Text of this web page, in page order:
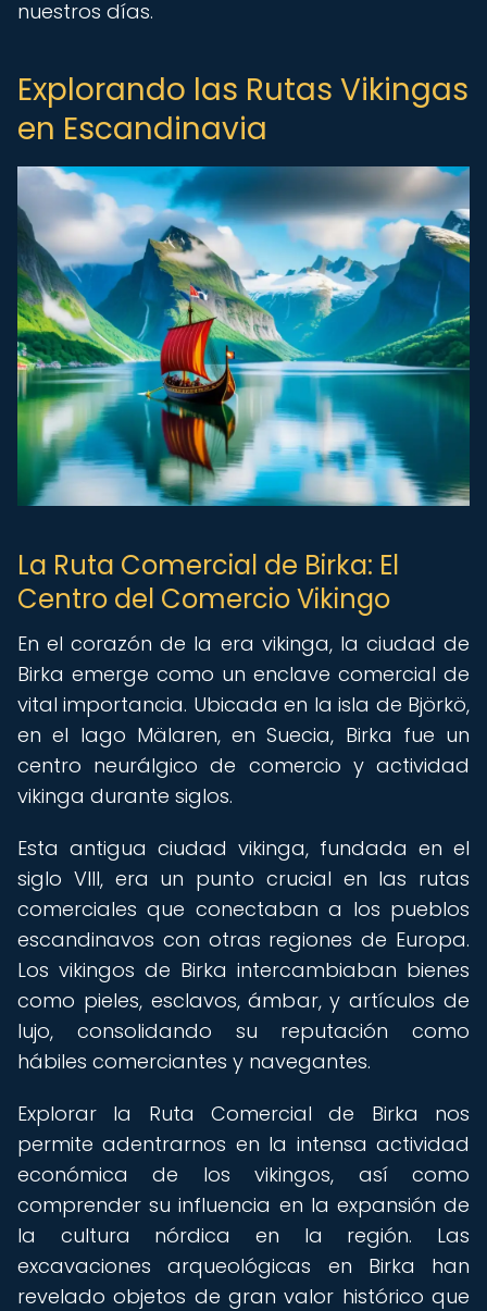
nuestros días.
Explorando las Rutas Vikingas
en Escandinavia
La Ruta Comercial de Birka: El
Centro del Comercio Vikingo
En el corazón de la era vikinga, la ciudad de
Birka emerge como un enclave comercial de
vital importancia. Ubicada en la isla de Björkö,
en el lago Mälaren, en Suecia, Birka fue un
centro neurálgico de comercio y actividad
vikinga durante siglos.
Esta antigua ciudad vikinga, fundada en el
siglo VIII, era un punto crucial en las rutas
comerciales que conectaban a los pueblos
escandinavos con otras regiones de Europa.
Los vikingos de Birka intercambiaban bienes
como pieles, esclavos, ámbar, y artículos de
lujo, consolidando su reputación como
hábiles comerciantes y navegantes.
Explorar la Ruta Comercial de Birka nos
permite adentrarnos en la intensa actividad
económica de los vikingos, así como
comprender su influencia en la expansión de
la cultura nórdica en la región. Las
excavaciones arqueológicas en Birka han
revelado objetos de gran valor histórico que